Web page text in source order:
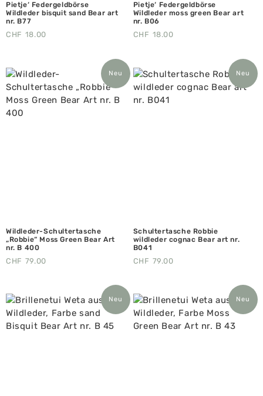
Pietje‘ Federgeldbörse
Wildleder bisquit sand Bear art
nr. B77
CHF 18.00
Pietje‘ Federgeldbörse
Wildleder moss green Bear art
nr. B06
CHF 18.00
Neu
Wildleder-Schultertasche
„Robbie“ Moss Green Bear Art
nr. B 400
CHF 79.00
Neu
Schultertasche Robbie
wildleder cognac Bear art nr.
B041
CHF 79.00
Neu Neu